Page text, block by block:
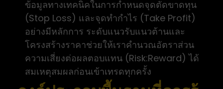
ข้อมูลทางเทคนิคในการกำหนดจุดตัดขาดทุน
(Stop Loss) และจุดทำกำไร (Take Profit)
อย่างมีหลักการ ระดับแนวรับแนวต้านและ
โครงสร้างราคาช่วยให้เราคำนวณอัตราส่วน
ความเสี่ยงต่อผลตอบแทน (Risk:Reward) ได้
สมเหตุสมผลก่อนเข้าเทรดทุกครั้ง